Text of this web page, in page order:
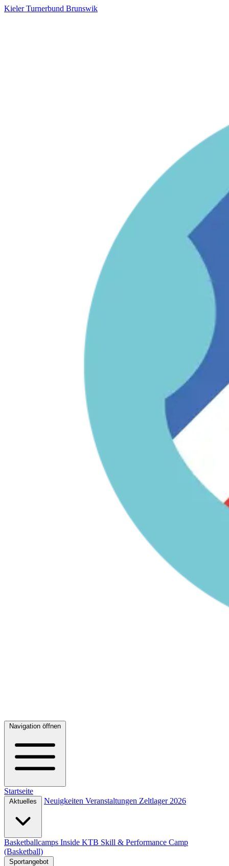
Kieler Turnerbund Brunswik
Navigation öffnen
Startseite
Aktuelles Neuigkeiten Veranstaltungen Zeltlager 2026
Basketballcamps Inside KTB Skill & Performance Camp
(Basketball)
Sportangebot